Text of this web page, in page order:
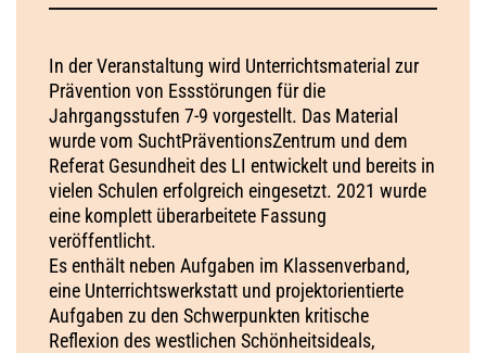
In der Veranstaltung wird Unterrichtsmaterial zur
Prävention von Essstörungen für die
Jahrgangsstufen 7-9 vorgestellt. Das Material
wurde vom SuchtPräventionsZentrum und dem
Referat Gesundheit des LI entwickelt und bereits in
vielen Schulen erfolgreich eingesetzt. 2021 wurde
eine komplett überarbeitete Fassung
veröffentlicht.
Es enthält neben Aufgaben im Klassenverband,
eine Unterrichtswerkstatt und projektorientierte
Aufgaben zu den Schwerpunkten kritische
Reflexion des westlichen Schönheitsideals,